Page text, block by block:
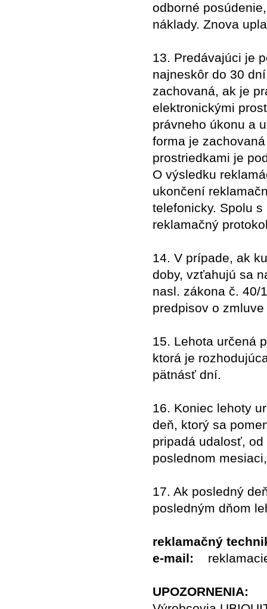
odborné
náklady. Znova
13. Predávajúci je
najneskôr do 30
zachovaná, ak je
elektronickými
právneho úkonu a
forma je
prostriedkami je
O výsledku
ukončení
telefonicky. Spolu
reklamačný
14. V prípade, ak
doby, vzťahujú sa
nasl. zákona č. 40/
predpisov o
15. Lehota určená
ktorá je
pätnásť dní.
16. Koniec lehoty
deň, ktorý sa
pripadá udalosť,
poslednom
17. Ak posledný
posledným dňom
reklamačný
e-mail:
UPOZORNENIA: